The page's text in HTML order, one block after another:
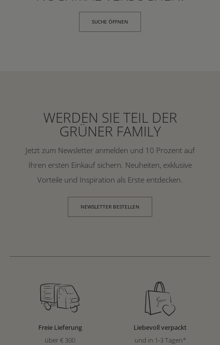
SUCHE ÖFFNEN
WERDEN SIE TEIL DER
GRÜNER FAMILY
Jetzt zum Newsletter anmelden und 10 Prozent auf
Ihren ersten Einkauf sichern. Neuheiten, exklusive
Vorteile und Inspiration als Erste entdecken.
NEWSLETTER BESTELLEN
Freie Lieferung
über € 300
Liebevoll verpackt
und in 1-3 Tagen*